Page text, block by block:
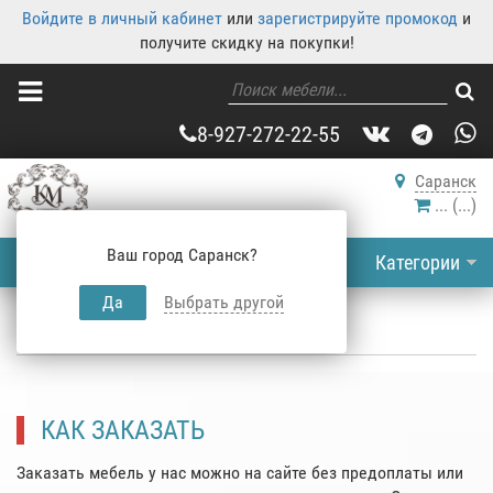
Войдите в личный кабинет или зарегистрируйте промокод и
получите скидку на покупки!
8-927-272-22-55
Саранск
Ваш город Саранск?
Да Выбрать другой
... (...)
Категории
Корпусная мебель » Как заказать
КАК ЗАКАЗАТЬ
Заказать мебель у нас можно на сайте без предоплаты или